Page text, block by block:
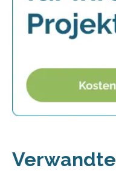
Verwandte